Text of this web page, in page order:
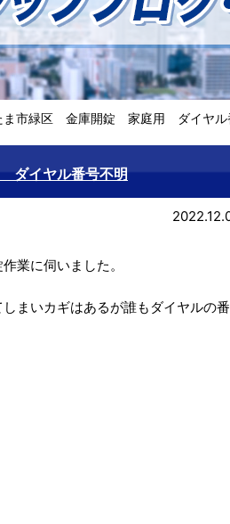
ま市緑区 金庫開錠 家庭用 ダイヤル
イヤル番号不明
業に伺いました。
まいカギはあるが誰もダイヤルの